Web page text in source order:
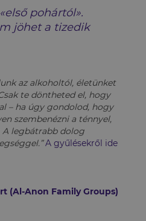
pohártól».
jöhet a tizedik
az alkoholtól, életünket
te döntheted el, hogy
– ha úgy gondolod, hogy
szembenézni a ténnyel,
legbátrabb dolog
A gyűlésekről ide
(Al-Anon Family Groups)